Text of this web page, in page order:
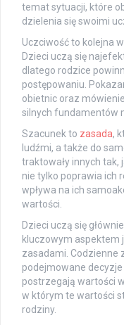
temat sytuacji, które
dzielenia się swoimi
Uczciwość to kolejna
Dzieci uczą się
dlatego rodzice
postępowaniu.
obietnic oraz
silnych fundamentów
Szacunek to zasada,
ludźmi, a także do
traktowały innych tak,
nie tylko poprawia ich
wpływa na ich
wartości.
Dzieci uczą się
kluczowym aspektem
zasadami. Codzienne
podejmowane
postrzegają wartości
w którym te wartości
rodziny.